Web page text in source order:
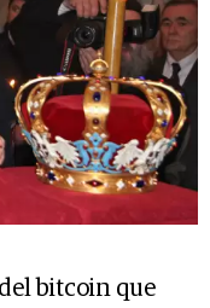
bitcoin que